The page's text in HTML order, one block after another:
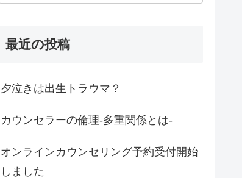
最近の投稿
夕泣きは出生トラウマ？
カウンセラーの倫理-多重関係とは-
オンラインカウンセリング予約受付開始
しました